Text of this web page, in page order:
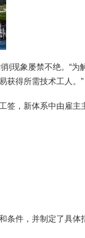
现象屡禁不绝。“为
获得所需技术工人。”
签，新体系中由雇主
条件，并制定了具体